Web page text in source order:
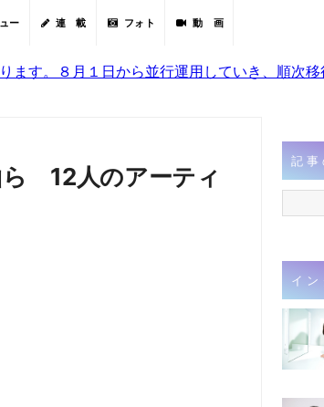
ー 連 載 フォト 動 画
す。８月１日から並行運用していき、順次移
12人のアーティ
記事
イン